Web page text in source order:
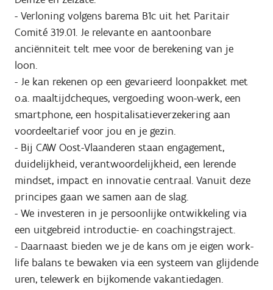
- Verloning volgens barema B1c uit het Paritair
Comité 319.01. Je relevante en aantoonbare
anciënniteit telt mee voor de berekening van je
loon.
- Je kan rekenen op een gevarieerd loonpakket met
o.a. maaltijdcheques, vergoeding woon-werk, een
smartphone, een hospitalisatieverzekering aan
voordeeltarief voor jou en je gezin.
- Bij CAW Oost-Vlaanderen staan engagement,
duidelijkheid, verantwoordelijkheid, een lerende
mindset, impact en innovatie centraal. Vanuit deze
principes gaan we samen aan de slag.
- We investeren in je persoonlijke ontwikkeling via
een uitgebreid introductie- en coachingstraject.
- Daarnaast bieden we je de kans om je eigen work-
life balans te bewaken via een systeem van glijdende
uren, telewerk en bijkomende vakantiedagen.